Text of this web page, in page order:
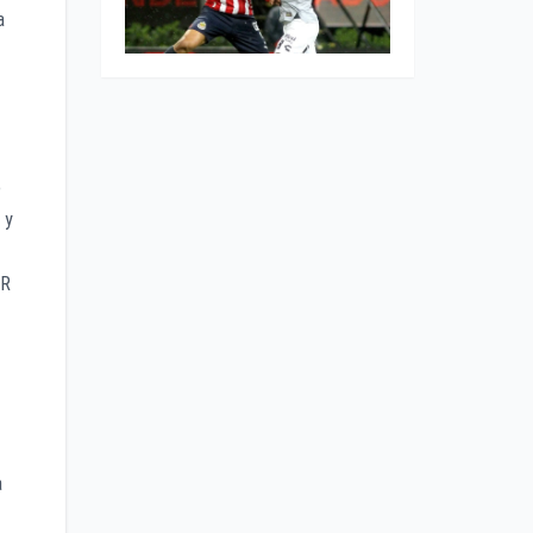
y